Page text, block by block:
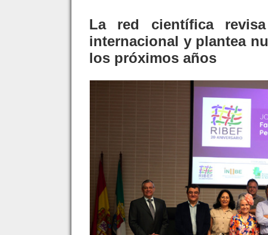
La red científica
internacional y plantea
los próximos años